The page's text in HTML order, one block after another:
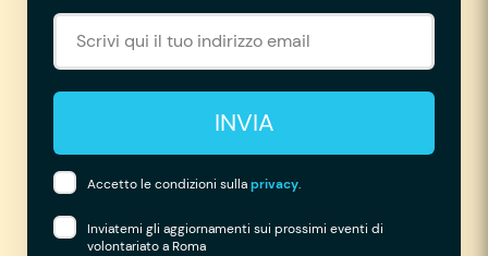
INVIA
Accetto le condizioni sullaprivacy.
Inviatemi gli aggiornamenti sui prossimi eventi di
volontariato a Roma